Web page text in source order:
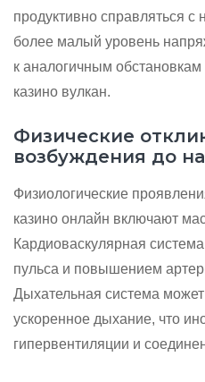
продуктивно справляться
более малый уровень
к аналогичным
казино вулкан.
Физические
возбуждения до
Физиологические
казино онлайн включают
Кардиоваскулярная
пульса и повышением
Дыхательная система
ускоренное дыхание, что
гипервентиляции и